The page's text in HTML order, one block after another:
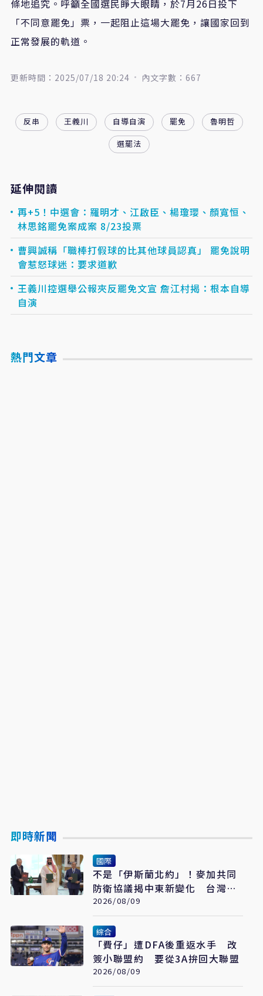
條地追究。呼籲全國選民睜大眼睛，於7月 26日投下
「不同意罷免」票，一起阻止這場大罷免，讓國家回到
正常發展的軌道。
更新時間：2025/07/18 20:24 內文字數：667
反串 王義川 自導自演 罷免
魯明哲
選罷法
延伸閱讀
再+5！中選會：羅明才、江啟臣、楊瓊瓔、顏寬恒、
林思銘罷免案成案 8/23投票
曹興誠稱「職棒打假球的比其他球員認真」 罷免說明
會惹怒球迷：要求道歉
王義川控選舉公報夾反罷免文宣 詹江村揭：根本自導
自演
熱門文章
即時新聞
國際
不是「伊斯蘭北約」！麥加共同
防衛協議揭中東新變化 台灣該
看懂「多層次安全」
2026/08/09
綜合
「費仔」遭DFA後重返水手 改
簽小聯盟約 要從3A拚回大聯盟
2026/08/09